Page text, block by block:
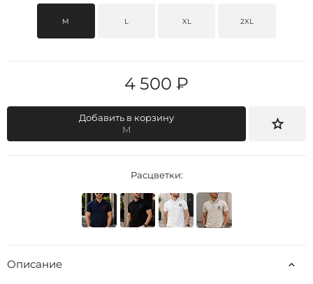
M L XL 2XL
4 500 ₽
Добавить в корзину
M
Расцветки:
Описание